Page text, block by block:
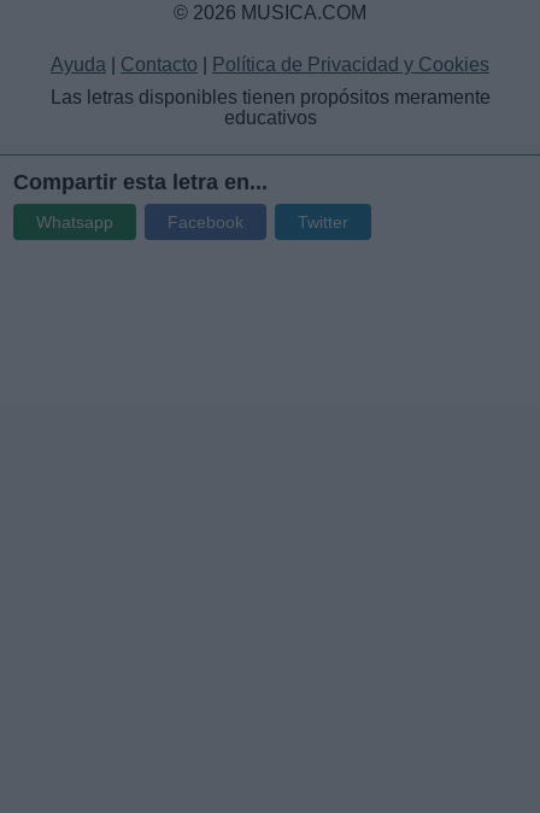
© 2026 MUSICA.COM
Ayuda Contacto
Política de Privacidad y Cookies
Las letras disponibles tienen propósitos meramente
educativos
Compartir esta letra en...
Whatsapp Facebook Twitter